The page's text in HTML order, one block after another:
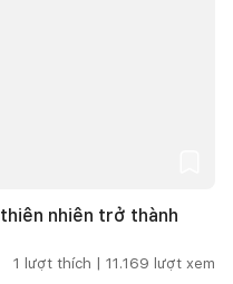
nhiên trở thành
1 lượt thích | 11.169 lượt xem